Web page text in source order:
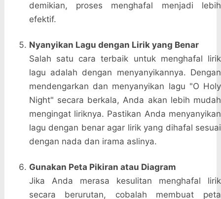
demikian, proses menghafal menjadi lebih
efektif.
Nyanyikan Lagu dengan Lirik yang Benar
Salah satu cara terbaik untuk menghafal lirik
lagu adalah dengan menyanyikannya. Dengan
mendengarkan dan menyanyikan lagu "O Holy
Night" secara berkala, Anda akan lebih mudah
mengingat liriknya. Pastikan Anda menyanyikan
lagu dengan benar agar lirik yang dihafal sesuai
dengan nada dan irama aslinya.
Gunakan Peta Pikiran atau Diagram
Jika Anda merasa kesulitan menghafal lirik
secara berurutan, cobalah membuat peta